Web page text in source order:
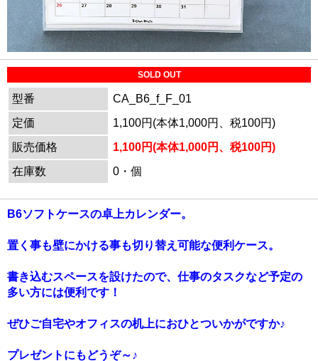
SOLD OUT
型番
CA_B6_f_F_01
定価
1,100円(本体1,000円、税100円)
販売価格
1,100円(本体1,000円、税100円)
在庫数
0・個
B6ソフトケースの卓上カレンダー。
置く事も壁にかける事も切り替え可能な便利ケース。
書き込むスペースを設けたので、仕事のタスクなど予定の
多い方には便利です！
ぜひご自宅やオフィスの机上におひとついかがですか♪
プレゼントにもどうぞ～♪